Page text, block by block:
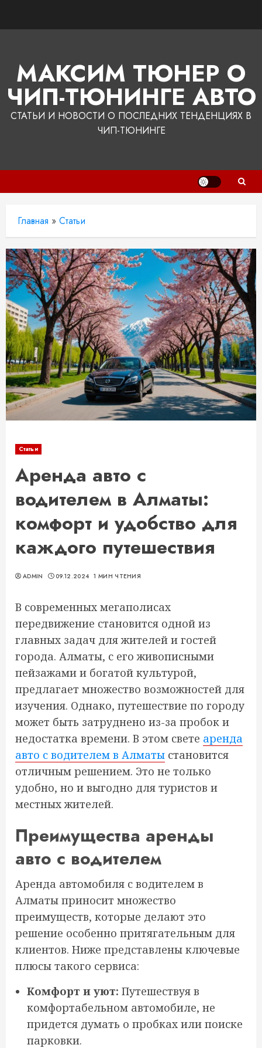
МАКСИМ ТЮНЕР О
ЧИП-ТЮНИНГЕ АВТО
СТАТЬИ И НОВОСТИ О ПОСЛЕДНИХ ТЕНДЕНЦИЯХ В
ЧИП-ТЮНИНГЕ
Главная » Статьи
Статьи
Аренда авто с
водителем в Алматы:
комфорт и удобство для
каждого путешествия
ADMIN 09.12.2024 1 МИН ЧТЕНИЯ
В современных мегаполисах
передвижение становится одной из
главных задач для жителей и гостей
города. Алматы, с его живописными
пейзажами и богатой культурой,
предлагает множество возможностей для
изучения. Однако, путешествие по городу
может быть затруднено из-за пробок и
недостатка времени. В этом свете аренда
авто с водителем в Алматы становится
отличным решением. Это не только
удобно, но и выгодно для туристов и
местных жителей.
Преимущества аренды
авто с водителем
Аренда автомобиля с водителем в
Алматы приносит множество
преимуществ, которые делают это
решение особенно притягательным для
клиентов. Ниже представлены ключевые
плюсы такого сервиса:
Комфорт и уют: Путешествуя в
комфортабельном автомобиле, не
придется думать о пробках или поиске
парковки.